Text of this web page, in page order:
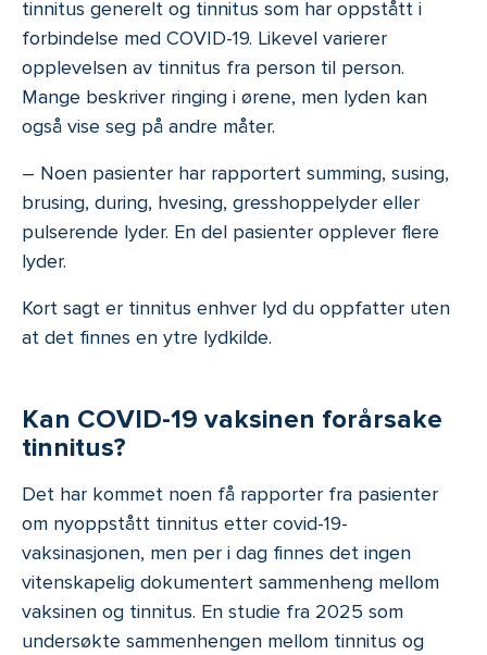
tinnitus generelt og tinnitus som har oppstått i
forbindelse med COVID-19. Likevel varierer
opplevelsen av tinnitus fra person til person.
Mange beskriver ringing i ørene, men lyden kan
også vise seg på andre måter.
– Noen pasienter har rapportert summing, susing,
brusing, during, hvesing, gresshoppelyder eller
pulserende lyder. En del pasienter opplever flere
lyder.
Kort sagt er tinnitus enhver lyd du oppfatter uten
at det finnes en ytre lydkilde.
Kan COVID-19 vaksinen forårsake
tinnitus?
Det har kommet noen få rapporter fra pasienter
om nyoppstått tinnitus etter covid-19-
vaksinasjonen, men per i dag finnes det ingen
vitenskapelig dokumentert sammenheng mellom
vaksinen og tinnitus. En studie fra 2025 som
undersøkte sammenhengen mellom tinnitus og